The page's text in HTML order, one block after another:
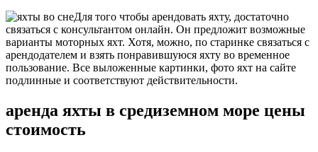
Для того чтобы арендовать яхту, достаточно
связаться с консультантом онлайн. Он предложит возможные
варианты моторных яхт. Хотя, можно, по старинке связаться с
арендодателем и взять понравившуюся яхту во временное
пользование. Все выложенные картинки, фото яхт на сайте
подлинные и соответствуют действительности.
аренда яхты в средиземном море цены
стоимость